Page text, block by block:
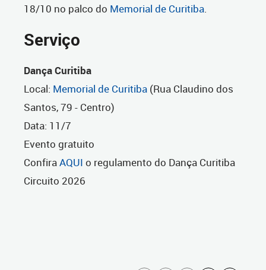
18/10 no palco do Memorial de Curitiba.
Serviço
Dança Curitiba
Local: Memorial de Curitiba (Rua Claudino dos
Santos, 79 - Centro)
Data: 11/7
Evento gratuito
ConfiraAQUI o regulamento do Dança Curitiba
Circuito 2026